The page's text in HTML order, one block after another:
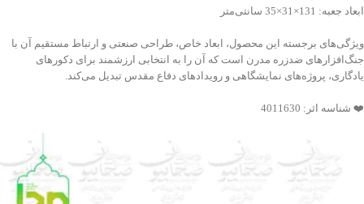
ابعاد جعبه: 131×31×35 سانتی‌متر
ویژگی‌های برجسته این محصول، ابعاد خاص، طراحی صنعتی و ارتباط مستقیم آن با
جنگ‌افزارهای ضدزره مدرن است که آن را به انتخابی ارزشمند برای دکورهای
یادگاری، پروژه‌های نمایشگاهی و رویدادهای دفاع مقدس تبدیل می‌کند.
❤️ شناسه اثر: 4011630